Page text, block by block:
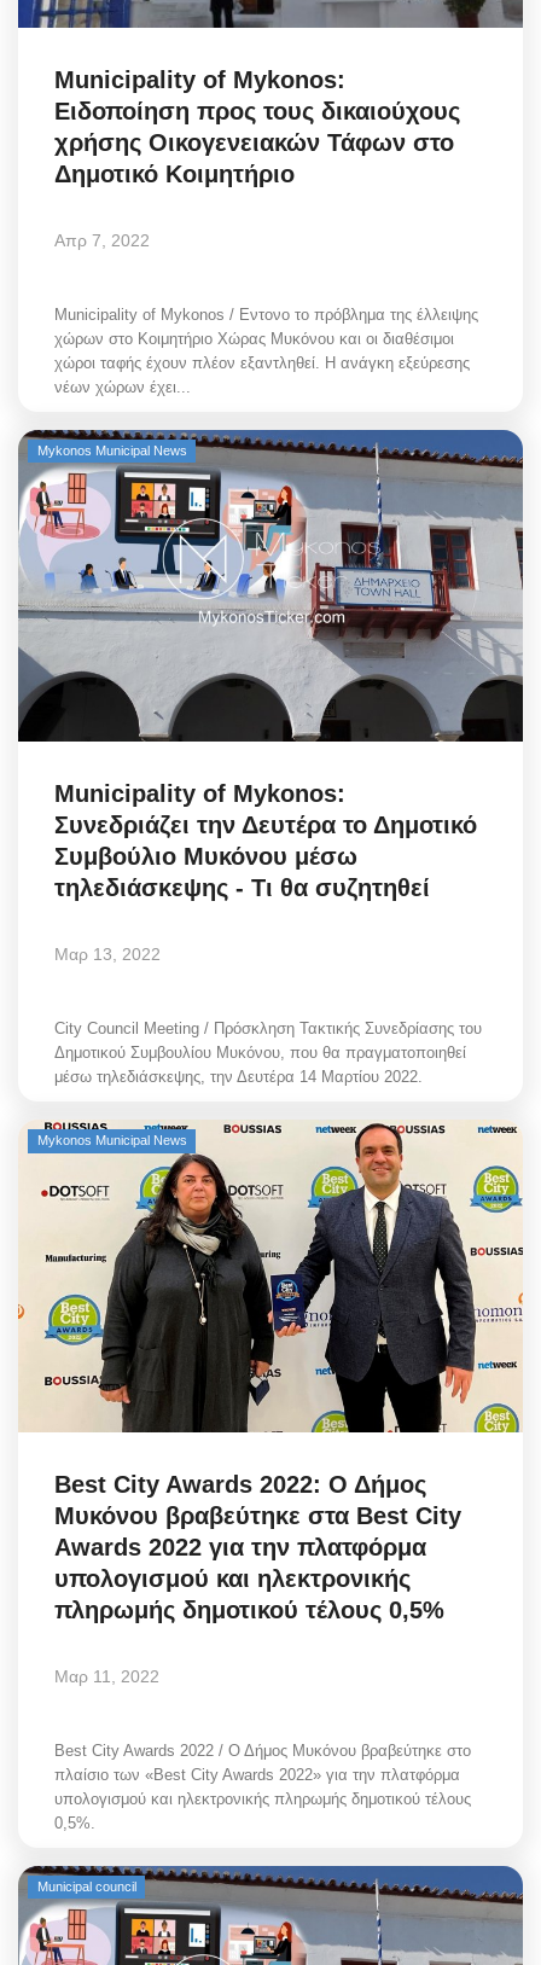
Municipality of Mykonos:
Ειδοποίηση προς τους δικαιούχους
χρήσης Οικογενειακών Τάφων στο
Δημοτικό Κοιμητήριο
Απρ 7, 2022
Municipality of Mykonos / Εντονο το πρόβλημα της έλλειψης
χώρων στο Κοιμητήριο Χώρας Μυκόνου και οι διαθέσιμοι
χώροι ταφής έχουν πλέον εξαντληθεί. Η ανάγκη εξεύρεσης
νέων χώρων έχει...
Mykonos Municipal News
Municipality of Mykonos:
Συνεδριάζει την Δευτέρα το Δημοτικό
Συμβούλιο Μυκόνου μέσω
τηλεδιάσκεψης - Τι θα συζητηθεί
Μαρ 13, 2022
City Council Meeting / Πρόσκληση Τακτικής Συνεδρίασης του
Δημοτικού Συμβουλίου Μυκόνου, που θα πραγματοποιηθεί
μέσω τηλεδιάσκεψης, την Δευτέρα 14 Μαρτίου 2022.
Mykonos Municipal News
Best City Awards 2022: Ο Δήμος
Μυκόνου βραβεύτηκε στα Best City
Awards 2022 για την πλατφόρμα
υπολογισμού και ηλεκτρονικής
πληρωμής δημοτικού τέλους 0,5%
Μαρ 11, 2022
Best City Awards 2022 / Ο Δήμος Μυκόνου βραβεύτηκε στο
πλαίσιο των «Best City Awards 2022» για την πλατφόρμα
υπολογισμού και ηλεκτρονικής πληρωμής δημοτικού τέλους
0,5%.
Municipal council